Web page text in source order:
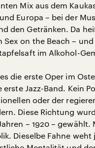
Mix aus dem
Europa – bei der
den Getränken. Da
Sex on the Beach –
im Alkohol-
die erste Oper im
erste Jazz-Band. Kein
oder der
Diese Richtung
– 1920 – gewählt.
Dieselbe Fahne weht